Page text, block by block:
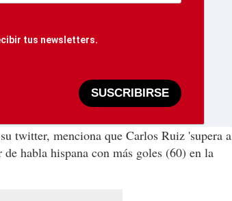
tus newsletters.
SUSCRIBIRSE
twitter, menciona que Carlos Ruiz 'supera a
habla hispana con más goles (60) en la